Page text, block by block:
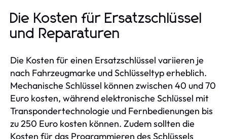
Die Kosten für Ersatzschlüssel
und Reparaturen
Die Kosten für einen Ersatzschlüssel variieren je
nach Fahrzeugmarke und Schlüsseltyp erheblich.
Mechanische Schlüssel können zwischen 40 und 70
Euro kosten, während elektronische Schlüssel mit
Transpondertechnologie und Fernbedienungen bis
zu 250 Euro kosten können. Zudem sollten die
Kosten für das Programmieren des Schlüssels